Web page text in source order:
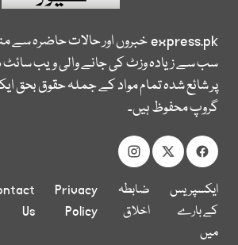
express.pkخبروں اور حالات حاضرہ سے
سب سے زیادہ وزٹ کی جانے والی ویب
پر شائع شدہ تمام مواد کے جملہ حقوق بحق
گروپ محفوظ ہیں۔
ایکسپریس
کے بارے
میں
ضابطہ
اخلاق
Privacy
Policy
Us